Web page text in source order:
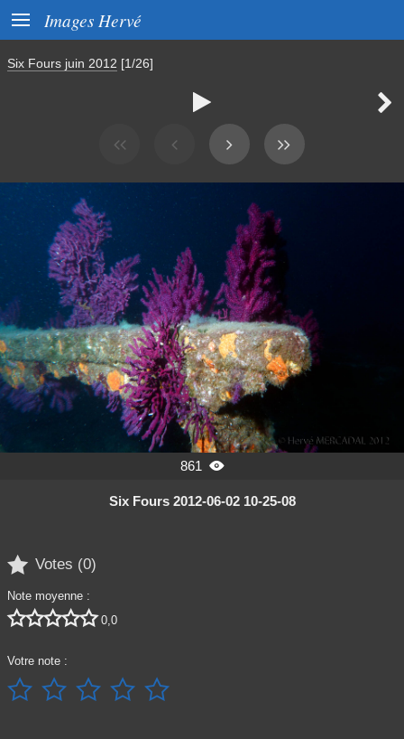
 Images Hervé
Six Fours juin 2012 [1/26]
 
861 
Six Fours 2012-06-02 10-25-08
 Votes (0)
Note moyenne :
 0,0
Votre note :
    